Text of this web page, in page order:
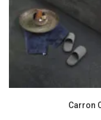
Carron